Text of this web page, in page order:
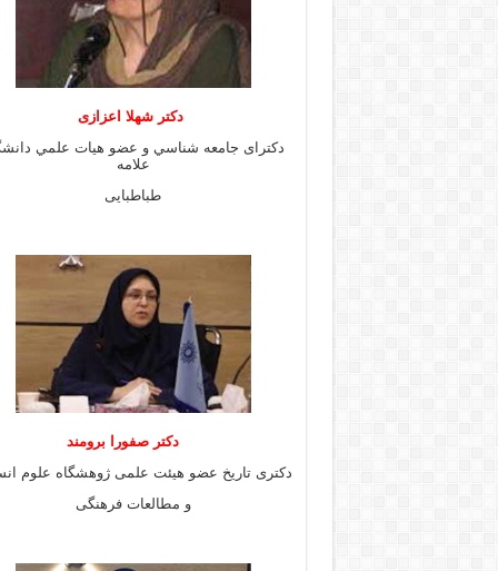
دكتر شهلا اعزازى
دكتراى جامعه شناسي و عضو هيات علمي
علامه
طباطبايى
دكتر صفورا برومند
دكترى تاريخ عضو هيئت علمى ژوهشگاه علوم
و مطالعات فرهنگى